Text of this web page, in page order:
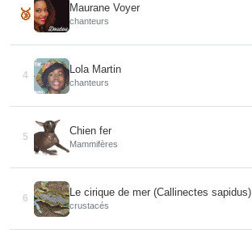
🥉 Maurane Voyer
chanteurs
4
Lola Martin
chanteurs
5
Chien fer
Mammifères
6
Le cirique de mer (Callinectes sapidus)
crustacés